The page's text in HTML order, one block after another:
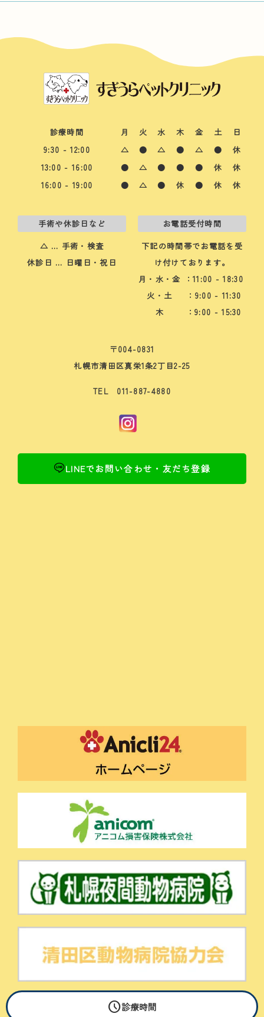
診療時間 月 火 水 木 金 土
日
9:30 - 12:00
△ ● △ ● △ ●
休
13:00 - 16:00
● △ ● ● ● 休
休
16:00 - 19:00
● △ ● 休 ● 休 休
手術や休診日など
△ … 手術・検査
休診日 … 日曜日・祝日
お電話受付時間
下記の時間帯でお電話を受
け付けております。
月・水・金
：11:00 - 18:30
火・土
：9:00 - 11:30
木
：9:00 - 15:30
〒004-0831
札幌市清田区真栄1条2丁目2-25
TEL 011-887-4880
LINEでお問い合わせ・友だち登録
© Sugiura Pet Clinic All Rights Reserved.
schedule診療時間